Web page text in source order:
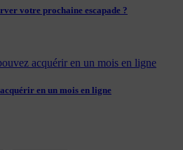
votre prochaine escapade ?
en un mois en ligne